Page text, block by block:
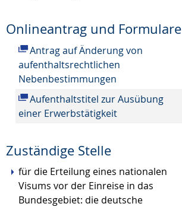
Onlineantrag und Formulare
Antrag auf Änderung von
aufenthaltsrechtlichen
Nebenbestimmungen
Aufenthaltstitel zur Ausübung
einer Erwerbstätigkeit
Zuständige Stelle
für die Erteilung eines nationalen
Visums vor der Einreise in das
Bundesgebiet: die deutsche